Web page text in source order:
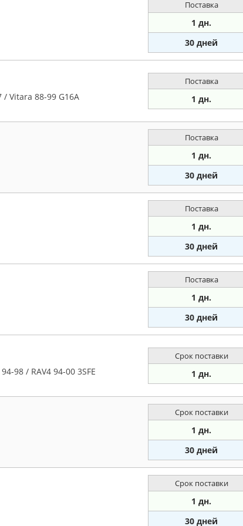
Поставка
1 дн.
30 дней
Vitara 88-99 G16A
Поставка
1 дн.
Поставка
1 дн.
30 дней
Поставка
1 дн.
30 дней
Поставка
1 дн.
30 дней
98 / RAV4 94-00 3SFE
Срок поставки
1 дн.
Срок поставки
1 дн.
30 дней
Срок поставки
1 дн.
30 дней